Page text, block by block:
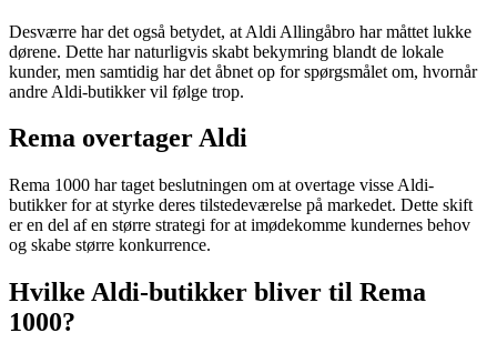
Desværre har det også betydet, at Aldi Allingåbro har måttet lukke
dørene. Dette har naturligvis skabt bekymring blandt de lokale
kunder, men samtidig har det åbnet op for spørgsmålet om, hvornår
andre Aldi-butikker vil følge trop.
Rema overtager Aldi
Rema 1000 har taget beslutningen om at overtage visse Aldi-
butikker for at styrke deres tilstedeværelse på markedet. Dette skift
er en del af en større strategi for at imødekomme kundernes behov
og skabe større konkurrence.
Hvilke Aldi-butikker bliver til Rema
1000?